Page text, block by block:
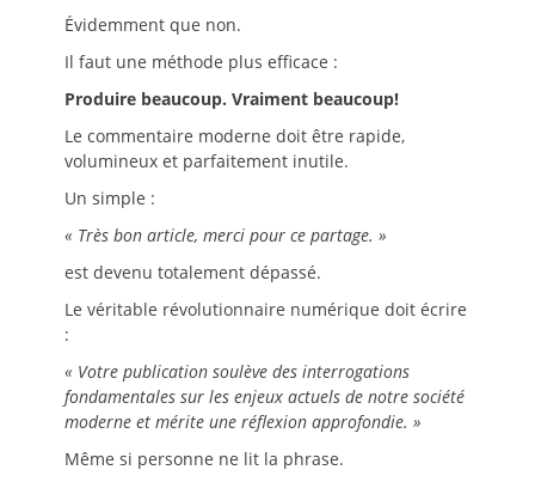
Évidemment que non.
Il faut une méthode plus efficace :
Produire beaucoup. Vraiment beaucoup!
Le commentaire moderne doit être rapide,
volumineux et parfaitement inutile.
Un simple :
« Très bon article, merci pour ce partage. »
est devenu totalement dépassé.
Le véritable révolutionnaire numérique doit écrire
:
« Votre publication soulève des interrogations
fondamentales sur les enjeux actuels de notre société
moderne et mérite une réflexion approfondie. »
Même si personne ne lit la phrase.